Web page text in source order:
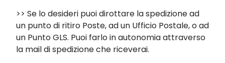
>> Se lo desideri puoi dirottare la spedizione ad
un punto di ritiro Poste, ad un Ufficio Postale, o ad
un Punto GLS. Puoi farlo in autonomia attraverso
la mail di spedizione che riceverai.